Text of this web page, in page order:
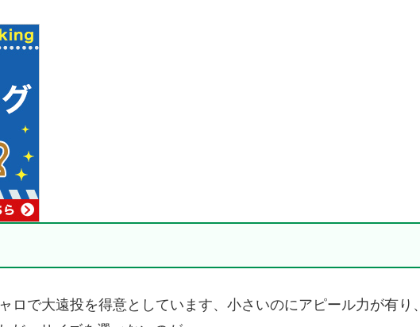
ロで大遠投を得意としています、小さいのにアピール力が有り、